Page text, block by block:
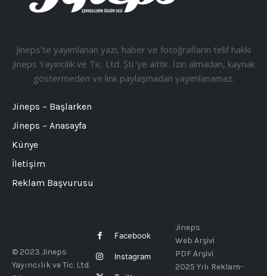
Jineps’te yayımlanan yazı, haber ve fotoğrafların telif hakkı
Jineps Yayıncılık ve Tic. Ltd. Şti.’ye aittir. İzin almadan, kaynak
göstermeden ve link paylaşmadan yayımlanamaz.
Jineps – Başlarken
Jineps – Anasayfa
Künye
İletişim
Reklam Başvurusu
© 2023 Jineps
Yayıncılık ve Tic. Ltd.
Facebook
Instagram
Jineps
Web Arşivi
PDF Arşivi
2025 Yılı Reklam-